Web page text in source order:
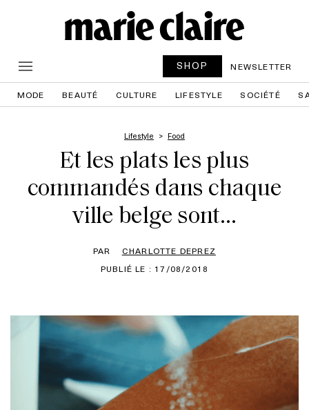
SHOP NEWSLETTER
MODE BEAUTÉ CULTURE LIFESTYLE SOCIÉTÉ
Lifestyle Food
Et les plats les plus
commandés dans chaque
ville belge sont…
PAR
CHARLOTTE DEPREZ
PUBLIÉ LE : 17/08/2018